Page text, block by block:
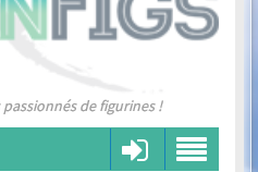
de figurines !